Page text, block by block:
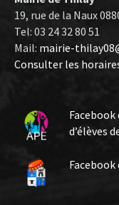
19, rue de la Naux
Tel: 03 24 32 80 51
Mail: mairie-
Consulter les
Facebook
d’élèves
Facebook